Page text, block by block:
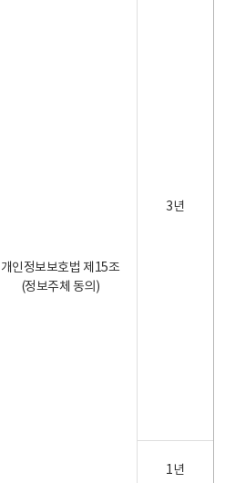
개인정보보호법 제15조
(정보주체 동의)
3년
1년